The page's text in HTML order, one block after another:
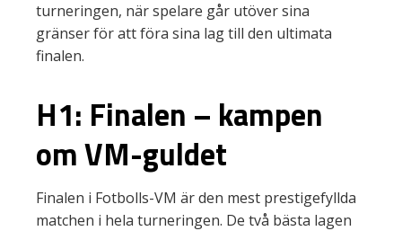
turneringen, när spelare går utöver sina
gränser för att föra sina lag till den ultimata
finalen.
H1: Finalen – kampen
om VM-guldet
Finalen i Fotbolls-VM är den mest prestigefyllda
matchen i hela turneringen. De två bästa lagen